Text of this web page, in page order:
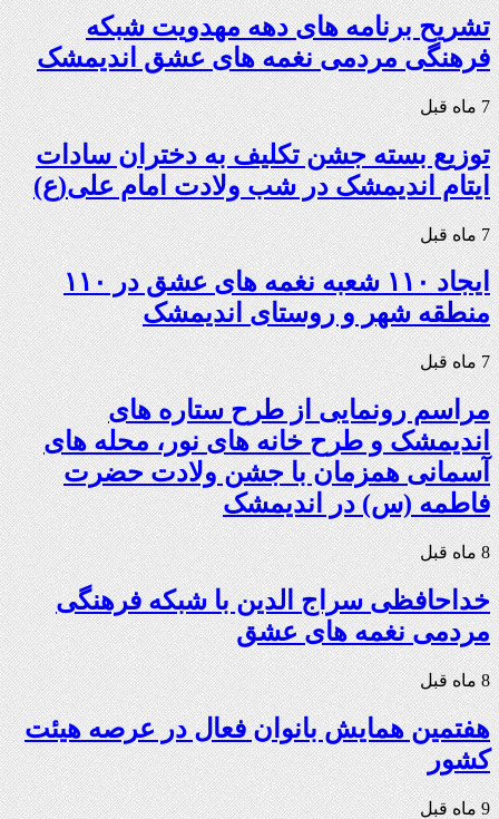
تشریح برنامه های دهه مهدویت شبکه
فرهنگی مردمی نغمه های عشق اندیمشک
7 ماه قبل
توزیع بسته جشن تکلیف به دختران سادات
ایتام اندیمشک در شب ولادت امام علی(ع)
7 ماه قبل
ایجاد ۱۱۰ شعبه نغمه های عشق در ۱۱۰
منطقه شهر و روستای اندیمشک
7 ماه قبل
مراسم رونمایی از طرح ستاره های
اندیمشک و طرح خانه های نور، محله های
آسمانی همزمان با جشن ولادت حضرت
فاطمه (س) در اندیمشک
8 ماه قبل
خداحافظی سراج الدین با شبکه فرهنگی
مردمی نغمه های عشق
8 ماه قبل
هفتمین همایش بانوان فعال در عرصه‌ هیئت
کشور
9 ماه قبل